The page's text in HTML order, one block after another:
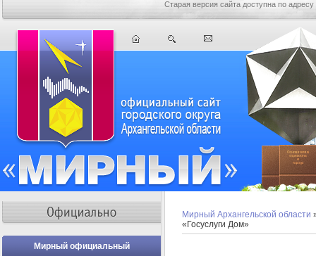
Старая версия сайта доступна по адресу
Мирный официальный
Мирный Архангельской области
«Госуслуги Дом»